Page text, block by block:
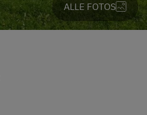
ALLE FOTOS